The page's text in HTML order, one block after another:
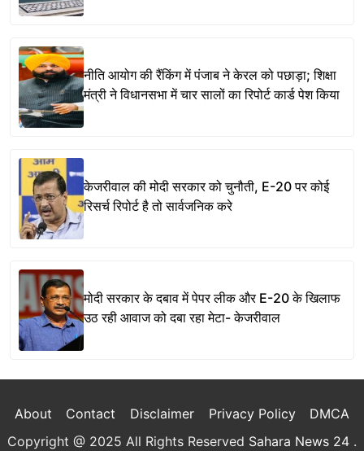
नीति आयोग की रैंकिंग में पंजाब ने केरल को पछाड़ा; शिक्षा
मंत्री ने विधानसभा में चार सालों का रिपोर्ट कार्ड पेश किया
केजरीवाल की मोदी सरकार को चुनौती, E-20 पर कोई
रिसर्च रिपोर्ट है तो सार्वजनिक करे
मोदी सरकार के दबाव में पेपर लीक और E-20 के खिलाफ
उठ रही आवाज को दबा रहा मेटा- केजरीवाल
About Contact Disclaimer Privacy Policy
DMCA
Copyright @ 2025 All Rights Reserved Sahara News 24 .